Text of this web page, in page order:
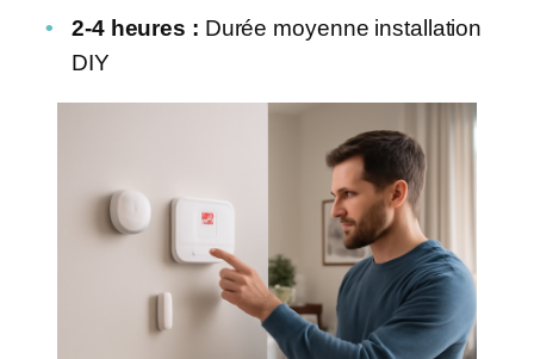
2-4 heures : Durée moyenne installation
DIY